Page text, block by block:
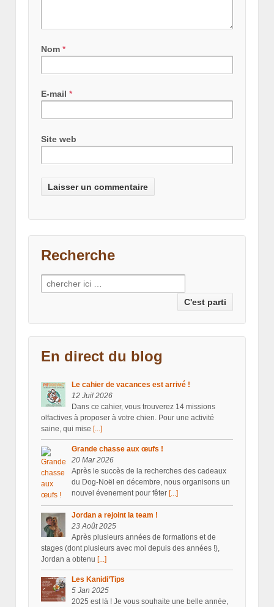
Nom *
E-mail *
Site web
Recherche
Recherche pour:
En direct du blog
Le cahier de vacances est arrivé !
12 Juil 2026
Dans ce cahier, vous trouverez 14 missions
olfactives à proposer à votre chien. Pour une activité
saine, qui mise [...]
Grande chasse aux œufs !
20 Mar 2026
Après le succès de la recherches des cadeaux
du Dog-Noël en décembre, nous organisons un
nouvel évenement pour fêter [...]
Jordan a rejoint la team !
23 Août 2025
Après plusieurs années de formations et de
stages (dont plusieurs avec moi depuis des années !),
Jordan a obtenu [...]
Les Kanidi’Tips
5 Jan 2025
2025 est là ! Je vous souhaite une belle année,